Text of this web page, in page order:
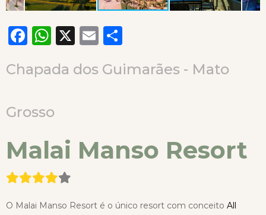
Facebook
WhatsApp
X Email
Chapada dos Guimarães - Mato
Grosso
Malai Manso Resort
O Malai Manso Resort é o único resort com conceito All